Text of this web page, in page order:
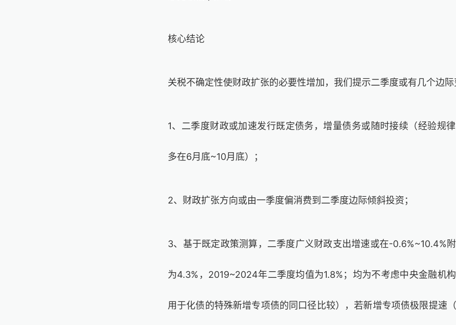
核心结论
关税不确定性使财政扩张的必要性增加，我们提示二季度或有几个边际
1、 二季度财政或加速发行既定债务 ，增量债务或随时接续（经验规律
多在6月底~10月底）；
2、财政扩张方向或由一季度偏消费到二季度边际倾斜投资；
3、 基于既定政策测算， 二季度广义财政支出增速或在-0.6%~10.4%
为4.3% ， 2019~2024年二季度均值为1.8% ；均为不考虑中央金融机
用于化债的特殊新增专项债的同口径比较），若新增专项债极限提速